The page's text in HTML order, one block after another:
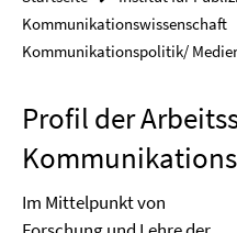
Kommunikationswissenschaft
Kommunikationspolitik/
Profil der
Im Mittelpunkt von